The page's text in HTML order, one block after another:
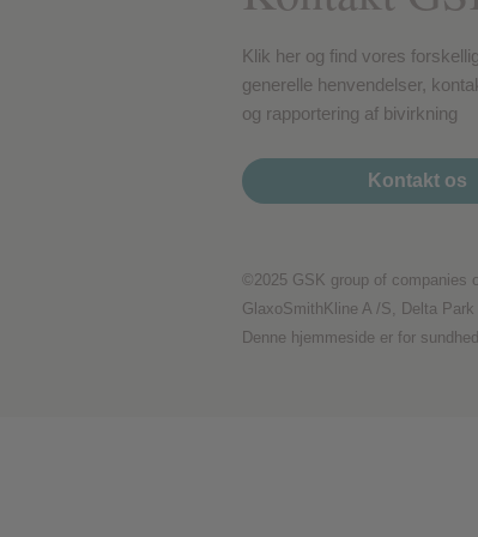
Klik her og find vores
generelle henvendelser,
og rapportering af bivirkning
Kontakt os
©2025 GSK group of companies
GlaxoSmithKline A /S, Delta
Denne hjemmeside er for
Præstationscookies
Reklamecookies